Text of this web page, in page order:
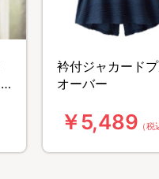
衿付ジャカード
オーバー
￥5,489 （税